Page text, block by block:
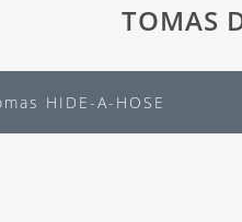
TOMAS
HIDE-A-HOSE